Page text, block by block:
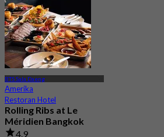
BTS Sala Daeng
Amerika
Restoran Hotel
Rolling Ribs at Le
Méridien Bangkok
4.9